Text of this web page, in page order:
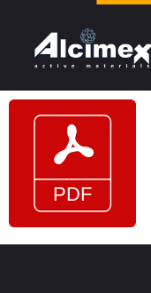
Alcimex - Active Materials